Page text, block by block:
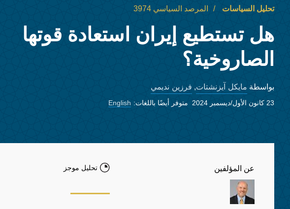
تحليل السياسات المرصد السياسي 3974
هل تستطيع إيران استعادة قوتها
الصاروخية؟
بواسطة مايكل آيزنشتات, فرزين نديمي
23 كانون الأول/ديسمبر 2024 متوفر أيضًا باللغات: English
عن المؤلفين تحليل موجز